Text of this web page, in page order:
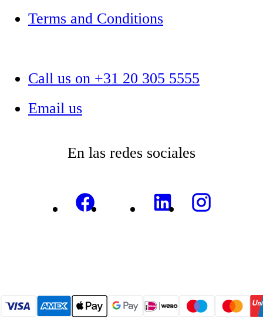
Terms and Conditions
Call us on +31 20 305 5555
Email us
En las redes sociales